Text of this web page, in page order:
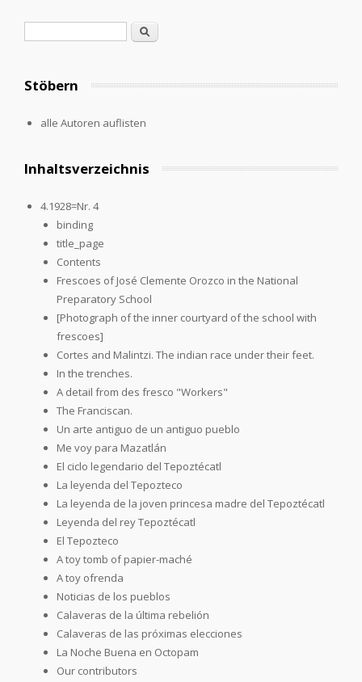
Suche
Stöbern
alle Autoren auflisten
Inhaltsverzeichnis
4.1928=Nr. 4
binding
title_page
Contents
Frescoes of José Clemente Orozco in the National
Preparatory School
[Photograph of the inner courtyard of the school with
frescoes]
Cortes and Malintzi. The indian race under their feet.
In the trenches.
A detail from des fresco "Workers"
The Franciscan.
Un arte antiguo de un antiguo pueblo
Me voy para Mazatlán
El ciclo legendario del Tepoztécatl
La leyenda del Tepozteco
La leyenda de la joven princesa madre del Tepoztécatl
Leyenda del rey Tepoztécatl
El Tepozteco
A toy tomb of papier-maché
A toy ofrenda
Noticias de los pueblos
Calaveras de la última rebelión
Calaveras de las próximas elecciones
La Noche Buena en Octopam
Our contributors